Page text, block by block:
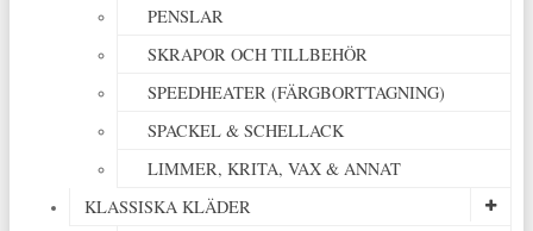
PENSLAR
SKRAPOR OCH TILLBEHÖR
SPEEDHEATER (FÄRGBORTTAGNING)
SPACKEL & SCHELLACK
LIMMER, KRITA, VAX & ANNAT
KLASSISKA KLÄDER